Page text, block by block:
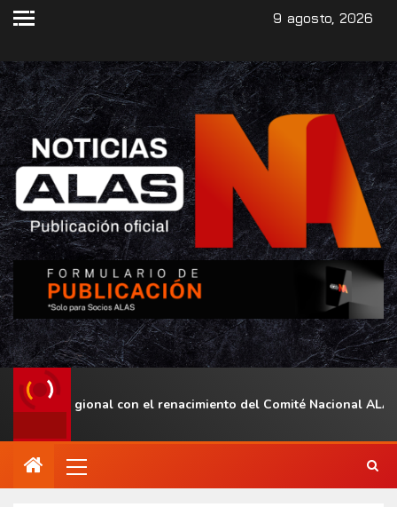
9 agosto, 2026
regional con el renacimiento del Comité Nacional ALAS